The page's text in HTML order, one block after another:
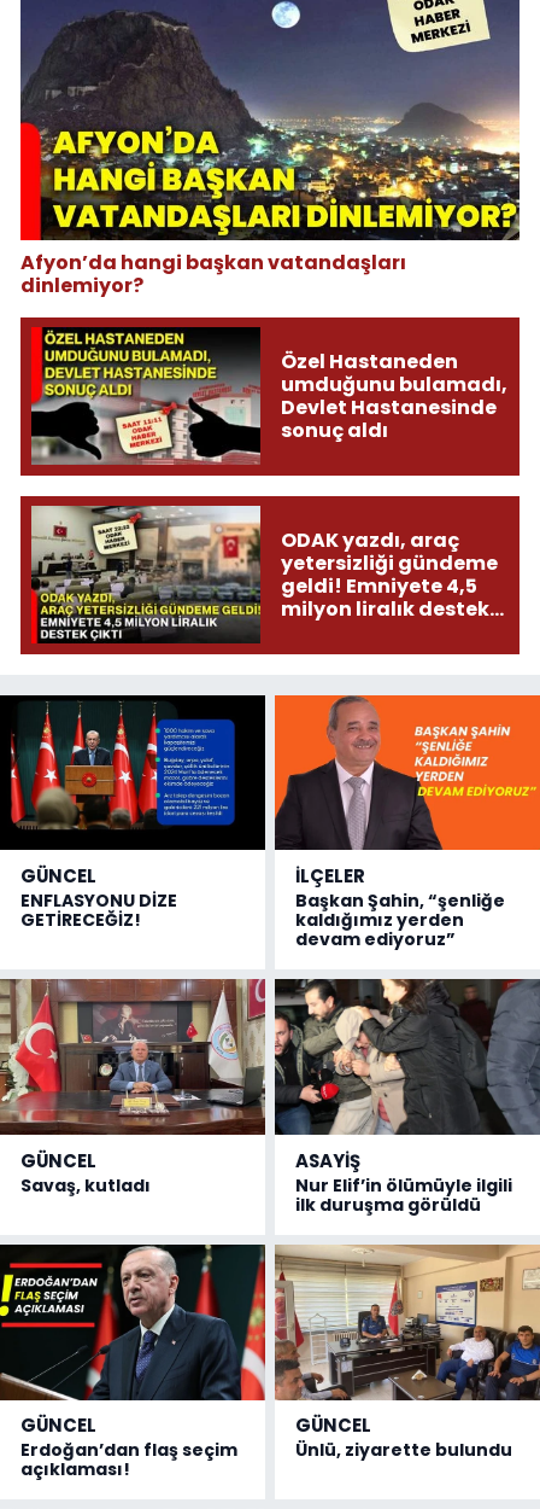
Afyon’da hangi başkan vatandaşları
dinlemiyor?
Özel Hastaneden
umduğunu bulamadı,
Devlet Hastanesinde
sonuç aldı
ODAK yazdı, araç
yetersizliği gündeme
geldi! Emniyete 4,5
milyon liralık destek
GÜNCEL
ENFLASYONU DİZE
GETİRECEĞİZ!
İLÇELER
Başkan Şahin, “şenliğe
kaldığımız yerden
devam ediyoruz”
GÜNCEL
Savaş, kutladı
ASAYİŞ
Nur Elif’in ölümüyle ilgili
ilk duruşma görüldü
GÜNCEL
Erdoğan’dan flaş seçim
açıklaması!
GÜNCEL
Ünlü, ziyarette bulundu